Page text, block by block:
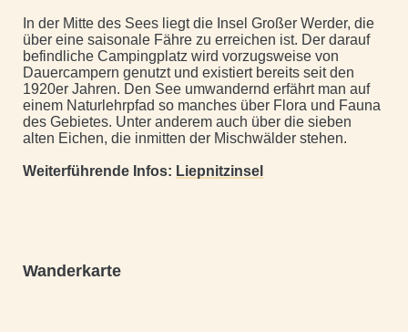
In der Mitte des Sees liegt die Insel Großer Werder, die
über eine saisonale Fähre zu erreichen ist. Der darauf
befindliche Campingplatz wird vorzugsweise von
Dauercampern genutzt und existiert bereits seit den
1920er Jahren. Den See umwandernd erfährt man auf
einem Naturlehrpfad so manches über Flora und Fauna
des Gebietes. Unter anderem auch über die sieben
alten Eichen, die inmitten der Mischwälder stehen.
Weiterführende Infos: Liepnitzinsel
Wanderkarte